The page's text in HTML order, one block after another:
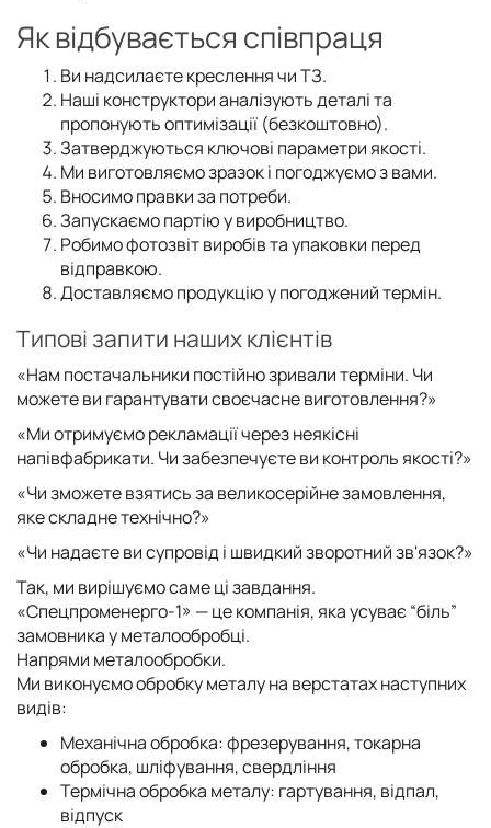
Як відбувається співпраця
Ви надсилаєте креслення чи ТЗ.
Наші конструктори аналізують деталі та
пропонують оптимізації (безкоштовно).
Затверджуються ключові параметри якості.
Ми виготовляємо зразок і погоджуємо з вами.
Вносимо правки за потреби.
Запускаємо партію у виробництво.
Робимо фотозвіт виробів та упаковки перед
відправкою.
Доставляємо продукцію у погоджений термін.
Типові запити наших клієнтів
«Нам постачальники постійно зривали терміни. Чи
можете ви гарантувати своєчасне виготовлення?»
«Ми отримуємо рекламації через неякісні
напівфабрикати. Чи забезпечуєте ви контроль якості?»
«Чи зможете взятись за великосерійне замовлення,
яке складне технічно?»
«Чи надаєте ви супровід і швидкий зворотний зв'язок?»
Так, ми вирішуємо саме ці завдання.
«Спецпроменерго-1» — це компанія, яка усуває “біль”
замовника у металообробці.
Напрями металообробки.
Ми виконуємо обробку металу на верстатах наступних
видів:
Механічна обробка: фрезерування, токарна
обробка, шліфування, свердління
Термічна обробка металу: гартування, відпал,
відпуск